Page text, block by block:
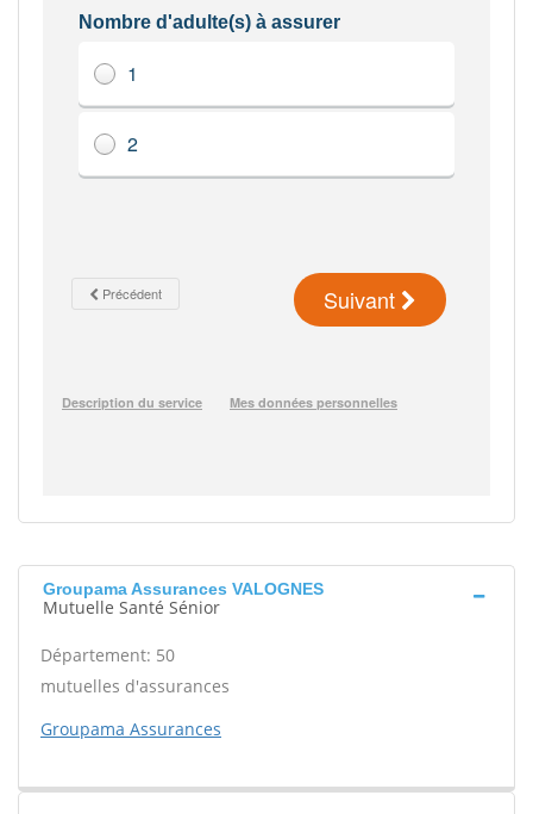
Groupama Assurances VALOGNES
Mutuelle Santé Sénior
Département: 50
mutuelles d'assurances
Groupama Assurances